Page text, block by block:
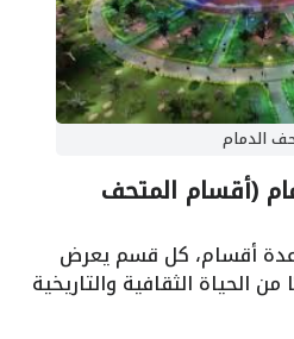
الدمام
(أقسام المتحف
أقسام، كل قسم يعرض
الحياة الثقافية والتاريخية